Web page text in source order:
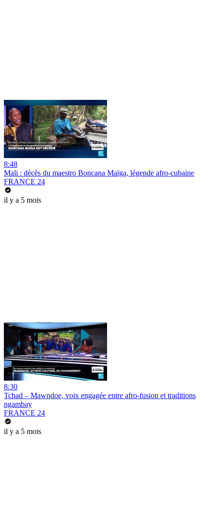
8:48
Mali : décès du maestro Boncana Maïga, légende afro-cubaine
FRANCE 24
il y a 5 mois
8:30
Tchad – Mawndoe, voix engagée entre afro-fusion et traditions
ngambay
FRANCE 24
il y a 5 mois